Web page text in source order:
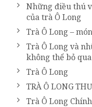
Những điều thú
của trà Ô Long
Trà Ô Long –
Trà Ô Long và
không thể bỏ qua
Trà Ô Long
TRÀ Ô LONG
Trà Ô Long